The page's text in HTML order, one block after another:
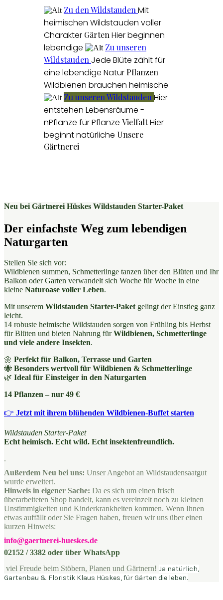
Zu den Wildstauden Mit
heimischen Wildstauden voller
Charakter Gärten Hier beginnen
lebendige
Zu unseren
Wildstauden Jede Blüte zählt für
eine lebendige Natur Pflanzen
Wildbienen brauchen heimische
Zu unseren Wildstauden Hier
entstehen Lebensräume -
nPflanze für Pflanze VielfaltHier
beginnt natürliche Unsere
Gärtnerei
Neu bei Gärtnerei Hüskes Wildstauden Starter-Paket
Der einfachste Weg zum lebendigen
Naturgarten
Stellen Sie sich vor:
Wildbienen summen, Schmetterlinge tanzen über den Blüten und Ihr
Balkon oder Garten verwandelt sich Woche für Woche in eine
kleine Naturoase voller Leben.
Mit unserem Wildstauden Starter-Paketgelingt der Einstieg ganz
leicht.
14 robuste heimische Wildstauden sorgen von Frühling bis Herbst
für Blüten und bieten Nahrung fürWildbienen, Schmetterlinge
und viele andere Insekten.
🌼 Perfekt für Balkon, Terrasse und Garten
🐝 Besonders wertvoll für Wildbienen & Schmetterlinge
🌿 Ideal für Einsteiger in den Naturgarten
14 Pflanzen – nur 49 €
👉 Jetzt mit ihrem blühenden Wildbienen-Buffetstarten
Wildstauden Starter-Paket
Echt heimisch. Echt wild. Echt insektenfreundlich.
.
Außerdem Neu bei uns: Unser Angebot an Wildstaudensaatgut
wurde erweitert.
Hinweis in eigener Sache: Da es sich um einen frisch
überarbeiteten Shop handelt, kann es vereinzelt noch zu kleinen
Unstimmigkeiten und Kinderkrankheiten kommen. Wenn Ihnen
etwas auffällt oder Sie Fragen haben, freuen wir uns über einen
kurzen Hinweis:
info@gaertnerei-hueskes.de
02152 / 3382 oder über WhatsApp
viel Freude beim Stöbern, Planen und Gärtnern! Ja natürlich,
Gartenbau & Floristik Klaus Hüskes, für Gärten die leben.